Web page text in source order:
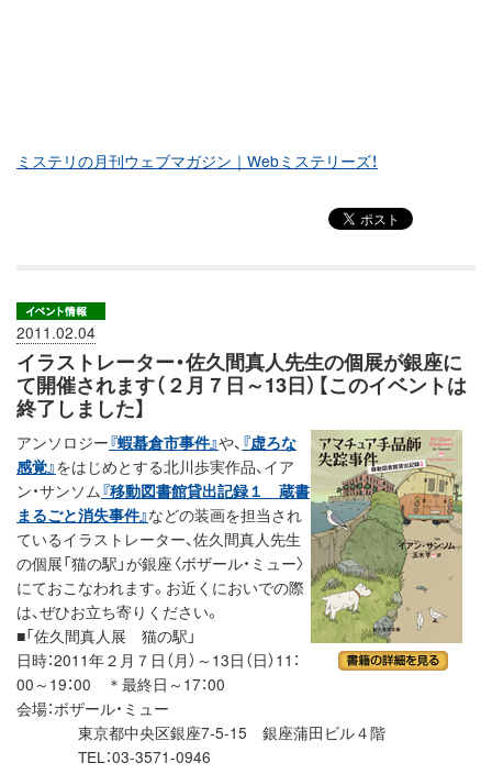
ミステリの月刊ウェブマガジン｜Webミステリーズ！
2011.02.04
イラストレーター・佐久間真人先生の個展が銀座に
て開催されます（２月７日～13日）【このイベントは
終了しました】
アンソロジー『蝦蟇倉市事件』や、 『虚ろな
感覚』をはじめとする北川歩実作品、イア
ン・サンソム 『移動図書館貸出記録１ 蔵書
まるごと消失事件』などの装画を担当され
ているイラストレーター、佐久間真人先生
の個展「猫の駅」が銀座〈ボザール・ミュー〉
にておこなわれます。お近くにおいでの際
は、ぜひお立ち寄りください。
■「佐久間真人展 猫の駅」
日時：2011年２月７日（月）～13日（日）11：
00～19：00 ＊最終日～17：00
会場：ボザール・ミュー
東京都中央区銀座7-5-15 銀座蒲田ビル４階
TEL：03-3571-0946